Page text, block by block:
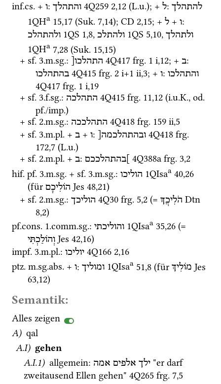
inf.cs. + ו: והתהלך 4Q259 2,12 (L.u.); + ל: להתהלך
1QHa 15,17 (Suk. 7,14); CD 2,15; + ל + ו
ולהתהלכ 1QS 1,8, ולהתלכ 1QS 5,10, ולתהלך
1QHa 7,28 (Suk. 15,15)
+ sf. 3.m.sg.: התהלכו[ 4Q417 frg. 1 i,12; + ב
בהתהלכו 4Q415 frg. 2 i+1 ii,3; + ו: והתהלכו
4Q417 frg. 1 i,19
+ sf. 3.f.sg.: התהלכה 4Q415 frg. 11,12 (i.u.K., od.
pf./imp.)
+ sf. 2.m.sg.: התהלככה 4Q418 frg. 159 ii,5
+ sf. 3.m.pl. + ב + ו: ובהתהלכמה[ 4Q418 frg.
172,7 (L.u.)
+ sf. 2.m.pl. + ב: ]בהתהלככם 4Q388a frg. 3,2
hif. pf. 3.m.sg. + sf. 3.m.sg.: הוליכו 1QIsaa 40,26
(für הוֹלִיכָם Jes 48,21)
+ sf. 2.m.sg.: הוליכך 4Q30 frg. 5,2 (= הֹלִיכֲךָ Dtn
8,2)
pf.cons. 1.comm.sg.: והוליכתי 1QIsaa 35,26
וְהוֹלַכְתִּי Jes 42,16)
impf. 3.m.pl.: יוליכו 4Q166 2,16
ptz. m.sg.abs. + ו: ומוליך 1QIsaa 51,8 (für מוֹלִיךְ Jes
63,12)
Semantik:
Alles zeigen
A) qal
A.I) gehen
A.I.1) allgemein: ילך אלפים אמה
"er darf
zweitausend Ellen gehen" 4Q265 frg. 7,5